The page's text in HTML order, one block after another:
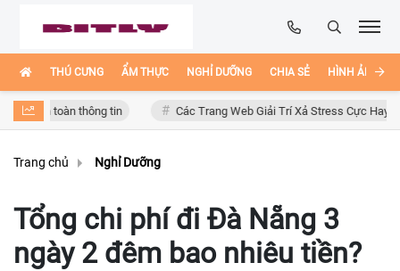
THÚ CƯNG ẨM THỰC NGHỈ DƯỠNG CHIA SẺ HÌNH ẢNH
toàn thông tin Các Trang Web Giải Trí Xả Stress Cực Hay Ho Trên
Trang chủ Nghỉ Dưỡng
Tổng chi phí đi Đà Nẵng 3
ngày 2 đêm bao nhiêu tiền?